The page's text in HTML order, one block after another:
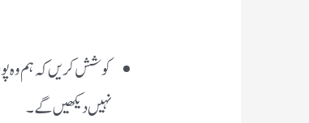
کوشش کریں کہ ہم وہ
نہیں دیکھیں گے ۔